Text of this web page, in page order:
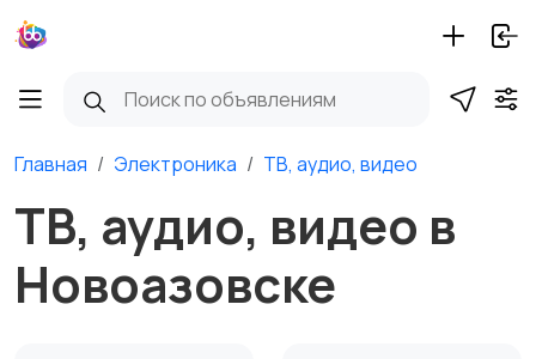
Главная Электроника ТВ, аудио, видео
ТВ, аудио, видео в
Новоазовске